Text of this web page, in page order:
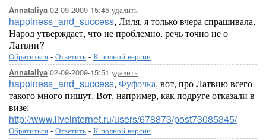
Annataliya 02-09-2009-15:45 удалить
happiness_and_success, Лиля, я только вчера спрашивала.
Народ утверждает, что не проблемно. речь точно не о
Латвии?
Обратиться - Ответить - К полной версии
Annataliya 02-09-2009-15:51 удалить
happiness_and_success, Фуфочка, вот, про Латвию всего
такого много пишут. Вот, например, как подруге отказали в
визе:
http://www.liveinternet.ru/users/678873/post73085345/
Обратиться - Ответить - К полной версии